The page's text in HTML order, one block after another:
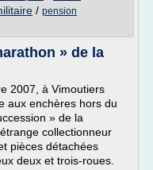
/ pension
» de la
2007, à Vimoutiers
aux enchères hors du
» de la
collectionneur
pièces détachées
deux et trois-roues.